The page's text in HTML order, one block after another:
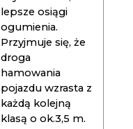
lepsze osiągi
ogumienia.
Przyjmuje się, że
droga
hamowania
pojazdu wzrasta z
każdą kolejną
klasą o ok.3,5 m.